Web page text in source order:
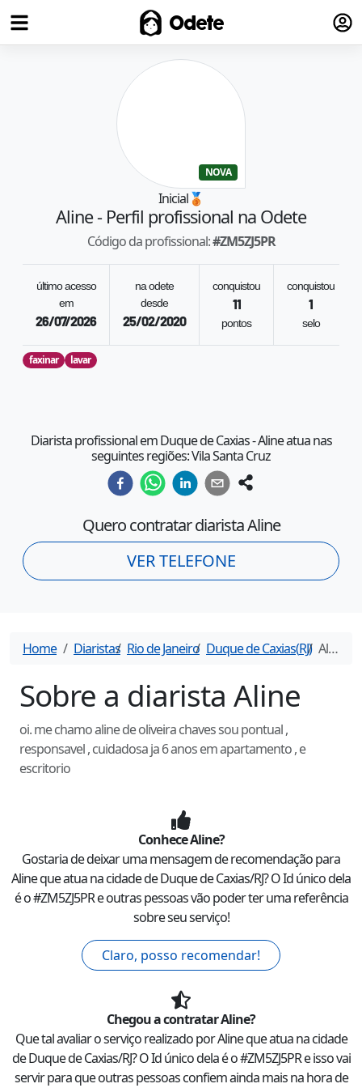
Odete
NOVA
Inicial🥉
Aline- Perfil profissional na Odete
Código da profissional:#ZM5ZJ5PR
último acesso
em
26/07/2026
na odete
desde
25/02/2020
conquistou
11
pontos
conquistou
1
selo
faxinar lavar
Diarista profissional em Duque de Caxias - Aline atua nas
seguintes regiões: Vila Santa Cruz
Quero contratar diaristaAline
VER TELEFONE
Home Diaristas Rio de Janeiro Duque de Caxias(RJ) Aline
Sobre a diarista Aline
oi. me chamo aline de oliveira chaves sou pontual ,
responsavel , cuidadosa ja 6 anos em apartamento , e
escritorio
ConheceAline?
Gostaria de deixar uma mensagem de recomendação para
Alineque atua na cidade deDuque de Caxias/RJ? O Id único dela
é o #ZM5ZJ5PRe outras pessoas vão poder ter uma referência
sobre seu serviço!
Claro, posso recomendar!
Chegou a contratarAline?
Que tal avaliar o serviço realizado porAlineque atua na cidade
deDuque de Caxias/RJ? O Id único dela é o #ZM5ZJ5PRe isso vai
servir para que outras pessoas confiem ainda mais na hora de